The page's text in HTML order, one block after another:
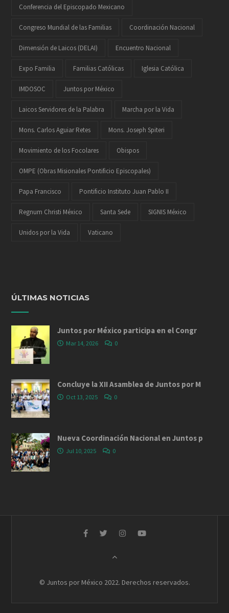
Conferencia del Episcopado Mexicano
Congreso Mundial de las Familias Coordinación Nacional
Dimensión de Laicos (DELAI) Encuentro Nacional
Expo Familia Familias Católicas Iglesia Católica
IMDOSOC Juntos por México
Laicos Servidores de la Palabra Marcha por la Vida
Mons. Carlos Aguiar Retes Mons. Joseph Spiteri
Movimiento de los Focolares Obispos
OMPE (Obras Misionales Pontificio Episcopales)
Papa Francisco Pontificio Instituto Juan Pablo II
Regnum Christi México Santa Sede SIGNIS México
Unidos por la Vida Vaticano
ÚLTIMAS NOTICIAS
Juntos por México participa en el Congr
Mar 14, 2026 0
Concluye la XII Asamblea de Juntos por M
Oct 13, 2025 0
Nueva Coordinación Nacional en Juntos p
Jul 10, 2025 0
© Juntos por México 2022. Derechos reservados.